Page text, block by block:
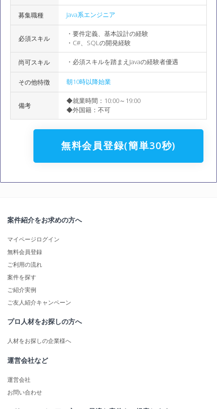
募集職種 Java系エンジニア
必須スキル
・要件定義、基本設計の経験
・C#、SQLの開発経験
尚可スキル ・必須スキルを踏まえJavaの経験者優遇
その他特徴 朝10時以降始業
備考
◆就業時間：10:00～19:00
◆外国籍：不可
無料会員登録(簡単30秒)
案件紹介をお求めの方へ
マイページログイン
無料会員登録
ご利用の流れ
案件を探す
ご紹介実例
ご友人紹介キャンペーン
プロ人材をお探しの方へ
人材をお探しの企業様へ
運営会社など
運営会社
お問い合わせ